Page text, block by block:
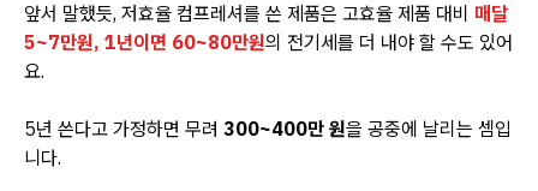
앞서 말했듯, 저효율 컴프레셔를 쓴 제품은 고효율 제품 대비 매달
5~7만원, 1년이면 60~80만원의 전기세를 더 내야 할 수도 있어
요.
5년 쓴다고 가정하면 무려 300~400만 원을 공중에 날리는 셈입
니다.